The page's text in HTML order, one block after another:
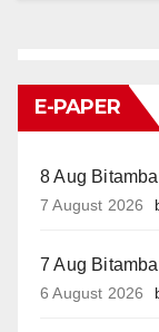
E-PAPER
8 Aug
7 August 2026
7 Aug
6 August 2026